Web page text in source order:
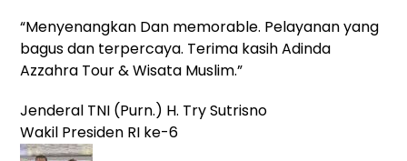
“Menyenangkan Dan memorable. Pelayanan yang
bagus dan terpercaya. Terima kasih Adinda
Azzahra Tour & Wisata Muslim.”
Jenderal TNI (Purn.) H. Try Sutrisno
Wakil Presiden RI ke-6